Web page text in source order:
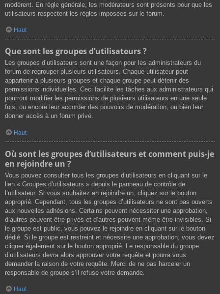
modèrent. En règle générale, les modérateurs sont présents pour que les
utilisateurs respectent les règles imposées sur le forum.
Haut
Que sont les groupes d’utilisateurs ?
Les groupes d’utilisateurs sont une façon pour les administrateurs du
forum de regrouper plusieurs utilisateurs. Chaque utilisateur peut
appartenir à plusieurs groupes et chaque groupe peut détenir des
permissions individuelles. Ceci facilite les tâches aux administrateurs qui
pourront modifier les permissions de plusieurs utilisateurs en une seule
fois, ou encore leur accorder des pouvoirs de modération, ou bien leur
donner accès à un forum privé.
Haut
Où sont les groupes d’utilisateurs et comment puis-je
en rejoindre un ?
Vous pouvez consulter tous les groupes d’utilisateurs en cliquant sur le
lien « Groupes d’utilisateurs » depuis le panneau de contrôle de
l’utilisateur. Si vous souhaitez en rejoindre un, cliquez sur le bouton
approprié. Cependant, tous les groupes d’utilisateurs ne sont pas ouverts
aux nouvelles adhésions. Certains peuvent nécessiter une approbation,
d’autres peuvent être privés et d’autres peuvent même être invisibles. Si
le groupe est public, vous pouvez le rejoindre en cliquant sur le bouton
dédié. Si le groupe est restreint et nécessite une approbation, vous devez
cliquer également sur le bouton approprié. Le responsable du groupe
d’utilisateurs devra alors approuver votre requête et pourra vous
demander la raison de votre requête. Merci de ne pas harceler un
responsable de groupe s’il refuse votre demande.
Haut